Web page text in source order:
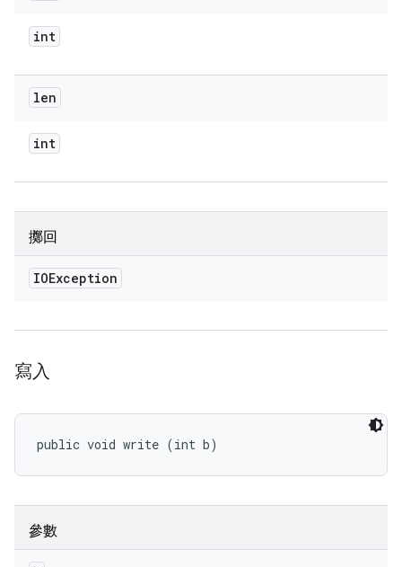
int
len
int
擲回
IOException
寫入
public void write (int b)
參數